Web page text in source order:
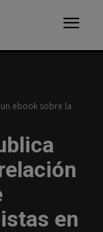
ebook sobre la
en